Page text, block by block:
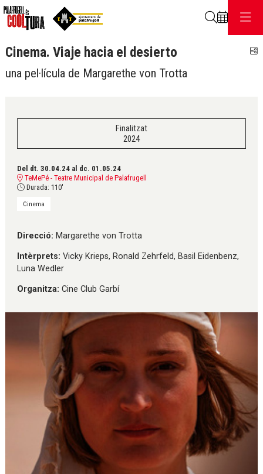
Cinema. Viaje hacia el desierto
una pel·lícula de Margarethe von Trotta
Finalitzat
2024
Del dt. 30.04.24 al dc. 01.05.24
TeMePé - Teatre Municipal de Palafrugell
Durada: 110'
Cinema
Direcció: Margarethe von Trotta
Intèrprets: Vicky Krieps, Ronald Zehrfeld, Basil Eidenbenz,
Luna Wedler
Organitza: Cine Club Garbí